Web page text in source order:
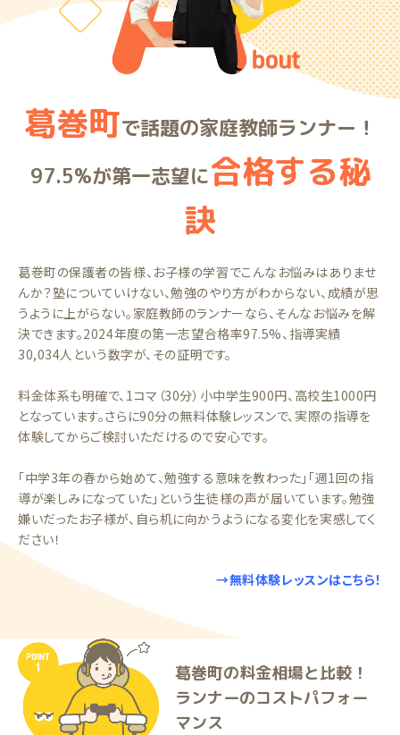
葛巻町で話題の家庭教師ランナー！
97.5%が第一志望に合格する秘
訣
葛巻町の保護者の皆様、お子様の学習でこんなお悩みはありませ
んか？塾についていけない、勉強のやり方がわからない、成績が思
うように上がらない。家庭教師のランナーなら、そんなお悩みを解
決できます。2024年度の第一志望合格率97.5%、指導実績
30,034人という数字が、その証明です。
料金体系も明確で、1コマ（30分）小中学生900円、高校生1000円
となっています。さらに90分の無料体験レッスンで、実際の指導を
体験してからご検討いただけるので安心です。
「中学3年の春から始めて、勉強する意味を教わった」「週1回の指
導が楽しみになっていた」という生徒様の声が届いています。勉強
嫌いだったお子様が、自ら机に向かうようになる変化を実感してく
ださい！
→無料体験レッスンはこちら！
葛巻町の料金相場と比較！
ランナーのコストパフォー
マンス